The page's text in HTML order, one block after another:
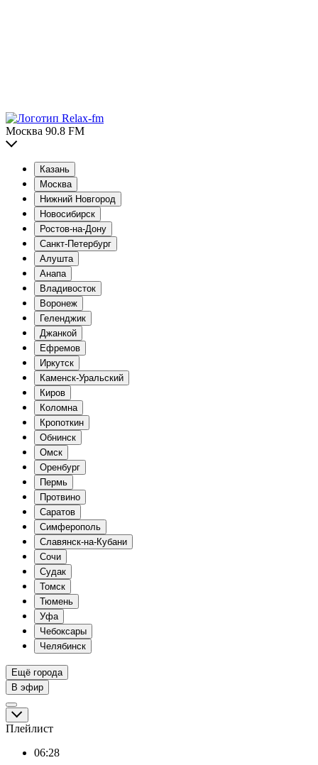
Москва 90.8 FM
Казань
Москва
Нижний Новгород
Новосибирск
Ростов-на-Дону
Санкт-Петербург
Алушта
Анапа
Владивосток
Воронеж
Геленджик
Джанкой
Ефремов
Иркутск
Каменск-Уральский
Киров
Коломна
Кропоткин
Обнинск
Омск
Оренбург
Пермь
Протвино
Саратов
Симферополь
Славянск-на-Кубани
Сочи
Судак
Томск
Тюмень
Уфа
Чебоксары
Челябинск
Ещё города
В эфир
Плейлист
06:28